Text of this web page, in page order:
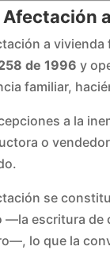
Afectación
a
de 1996 y
familiar,
a la
o
se
—la escritura de
lo que la